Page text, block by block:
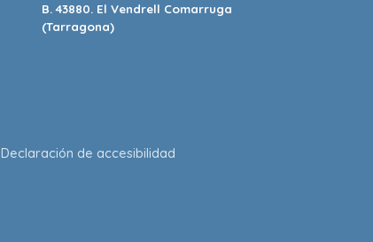
B. 43880. El Vendrell Comarruga
(Tarragona)
Declaración de accesibilidad